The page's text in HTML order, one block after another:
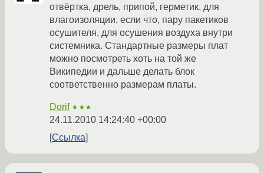
отвёртка, дрель, припой, герметик, для
влагоизоляции, если что, пару пакетиков
осушителя, для осушения воздуха внутри
системника. Стандартные размеры плат
можно посмотреть хоть на той же
Википедии и дальше делать блок
соответственно размерам платы.
Dorif ★★★
24.11.2010 14:24:40 +00:00
Ссылка